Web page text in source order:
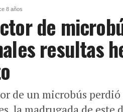
8 años
de
resultas
de un microbús